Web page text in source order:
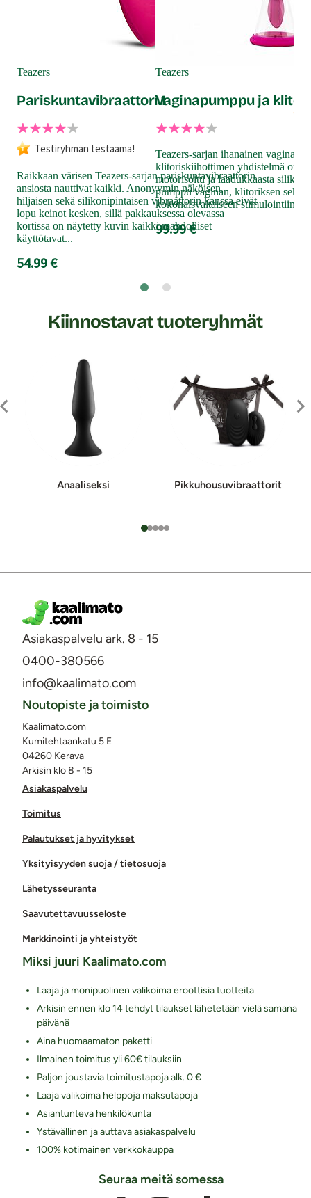
Teazers
Pariskuntavibraattori 1
Testiryhmän testaama!
Raikkaan värisen Teazers-sarjan pariskuntavibraattorin
ansiosta nauttivat kaikki. Anonyymin näköisen,
hiljaisen sekä silikonipintaisen vibraattorin kanssa eivät
lopu keinot kesken, sillä pakkauksessa olevassa
kortissa on näytetty kuvin kaikki mahdolliset
käyttötavat...
54.99 €
Teazers
Vaginapumppu ja
Teazers-sarjan ihanainen
klitoriskiihottimen yhdistelmä on
motorisoitu ja laadukkaasta
pumppu vaginan, klitoriksen sekä
kokonaisvaltaiseen stimulointiin.
99.99 €
on
Kiinnostavat tuoteryhmät
Anaaliseksi Pikkuhousuvib­raat­to­rit
Asiakaspalvelu ark. 8 - 15
0400-380566
info@kaalimato.com
Asiakaspalvelu
Toimitus
Palautukset ja hyvitykset
Yksityisyyden suoja / tietosuoja
Lähetysseuranta
Saavutettavuusseloste
Markkinointi ja yhteistyöt
Noutopiste ja toimisto
Kaalimato.com
Kumitehtaankatu 5 E
04260 Kerava
Arkisin klo 8 - 15
Miksi juuri Kaalimato.com
Laaja ja monipuolinen valikoima eroottisia tuotteita
Arkisin ennen klo 14 tehdyt tilaukset lähetetään vielä samana
päivänä
Aina huomaamaton paketti
Ilmainen toimitus yli 60€ tilauksiin
Paljon joustavia toimitustapoja alk. 0 €
Laaja valikoima helppoja maksutapoja
Asiantunteva henkilökunta
Ystävällinen ja auttava asiakaspalvelu
100% kotimainen verkkokauppa
Seuraa meitä somessa